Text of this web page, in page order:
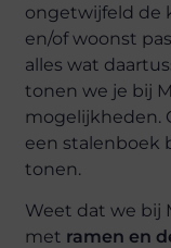
ongetwijfeld de
en/of woonst
alles wat
tonen we je bij
mogelijkheden.
een stalenboek
tonen.
Weet dat we bij
met ramen en